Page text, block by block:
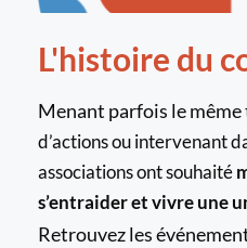
L'histoire du
Menant parfois le même
d’actions ou intervenant
associations ont souhaité
s’entraider et vivre une
Retrouvez les